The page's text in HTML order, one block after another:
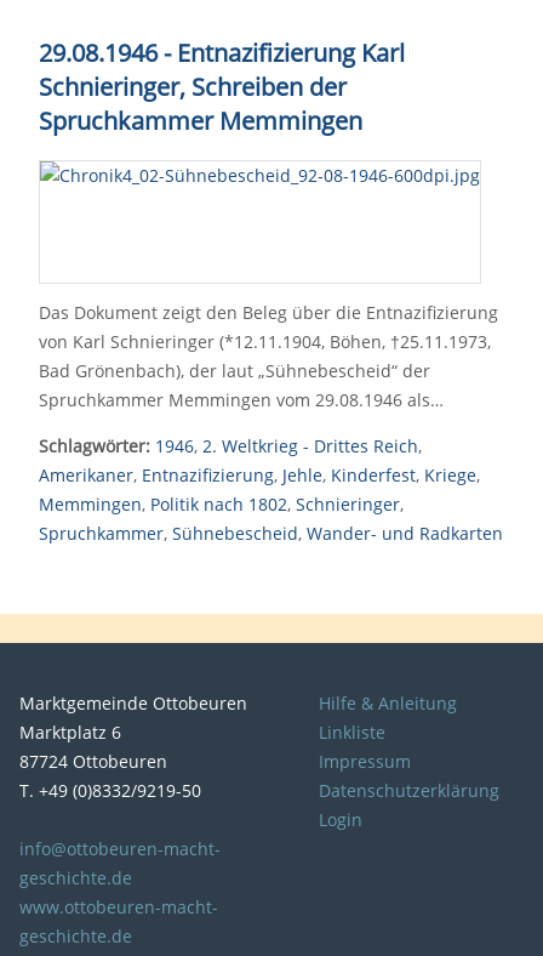
29.08.1946 - Entnazifizierung Karl
Schnieringer, Schreiben der
Spruchkammer Memmingen
Das Dokument zeigt den Beleg über die Entnazifizierung
von Karl Schnieringer (*12.11.1904, Böhen, †25.11.1973,
Bad Grönenbach), der laut „Sühnebescheid“ der
Spruchkammer Memmingen vom 29.08.1946 als…
Schlagwörter: 1946, 2. Weltkrieg - Drittes Reich,
Amerikaner, Entnazifizierung, Jehle, Kinderfest, Kriege,
Memmingen, Politik nach 1802, Schnieringer,
Spruchkammer, Sühnebescheid, Wander- und Radkarten
Marktgemeinde Ottobeuren
Marktplatz 6
87724 Ottobeuren
T. +49 (0)8332/9219-50
info@ottobeuren-macht-
geschichte.de
www.ottobeuren-macht-
geschichte.de
Hilfe & Anleitung
Linkliste
Impressum
Datenschutzerklärung
Login